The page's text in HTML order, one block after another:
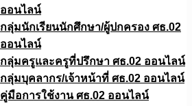
ออนไลน์
กลุ่มนักเรียนนักศึกษา/ผู้ปกครอง ศธ.02
ออนไลน์
กลุ่มครูและครูที่ปรึกษา ศธ.02 ออนไลน์
กลุ่มบุคลากร/เจ้าหน้าที่ ศธ.02 ออนไลน์
คู่มือการใช้งาน ศธ.02 ออนไลน์